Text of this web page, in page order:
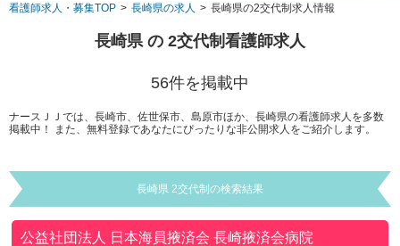
看護師求人・募集TOP 長崎県の求人 長崎県の2交代制求人情報
長崎県の 2交代制 看護師求人
56件を掲載中
ナースＪＪでは、長崎市、佐世保市、島原市ほか、長崎県の看護師求人を多数
掲載中！ また、無料登録であなたにぴったりな非公開求人をご紹介します。
長崎県 2交代制の検索結果
公益社団法人 日本海員掖済会長崎掖済会病院